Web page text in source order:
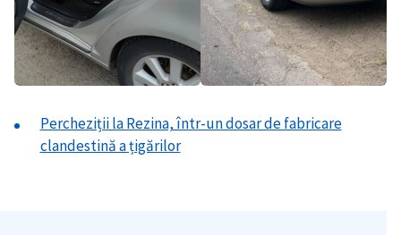
Percheziții la Rezina, într-un dosar de fabricare
clandestină a țigărilor